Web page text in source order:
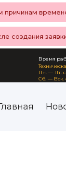
причинам
создания
Время
Пн. — Пт. с
Сб. — Вск.